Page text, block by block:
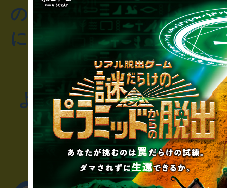
のお客様からのご質問や
にお問い合わせください
よくあるお問い合わせ
▼一般のお客様